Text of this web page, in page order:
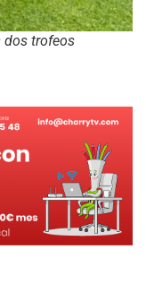
dos trofeos